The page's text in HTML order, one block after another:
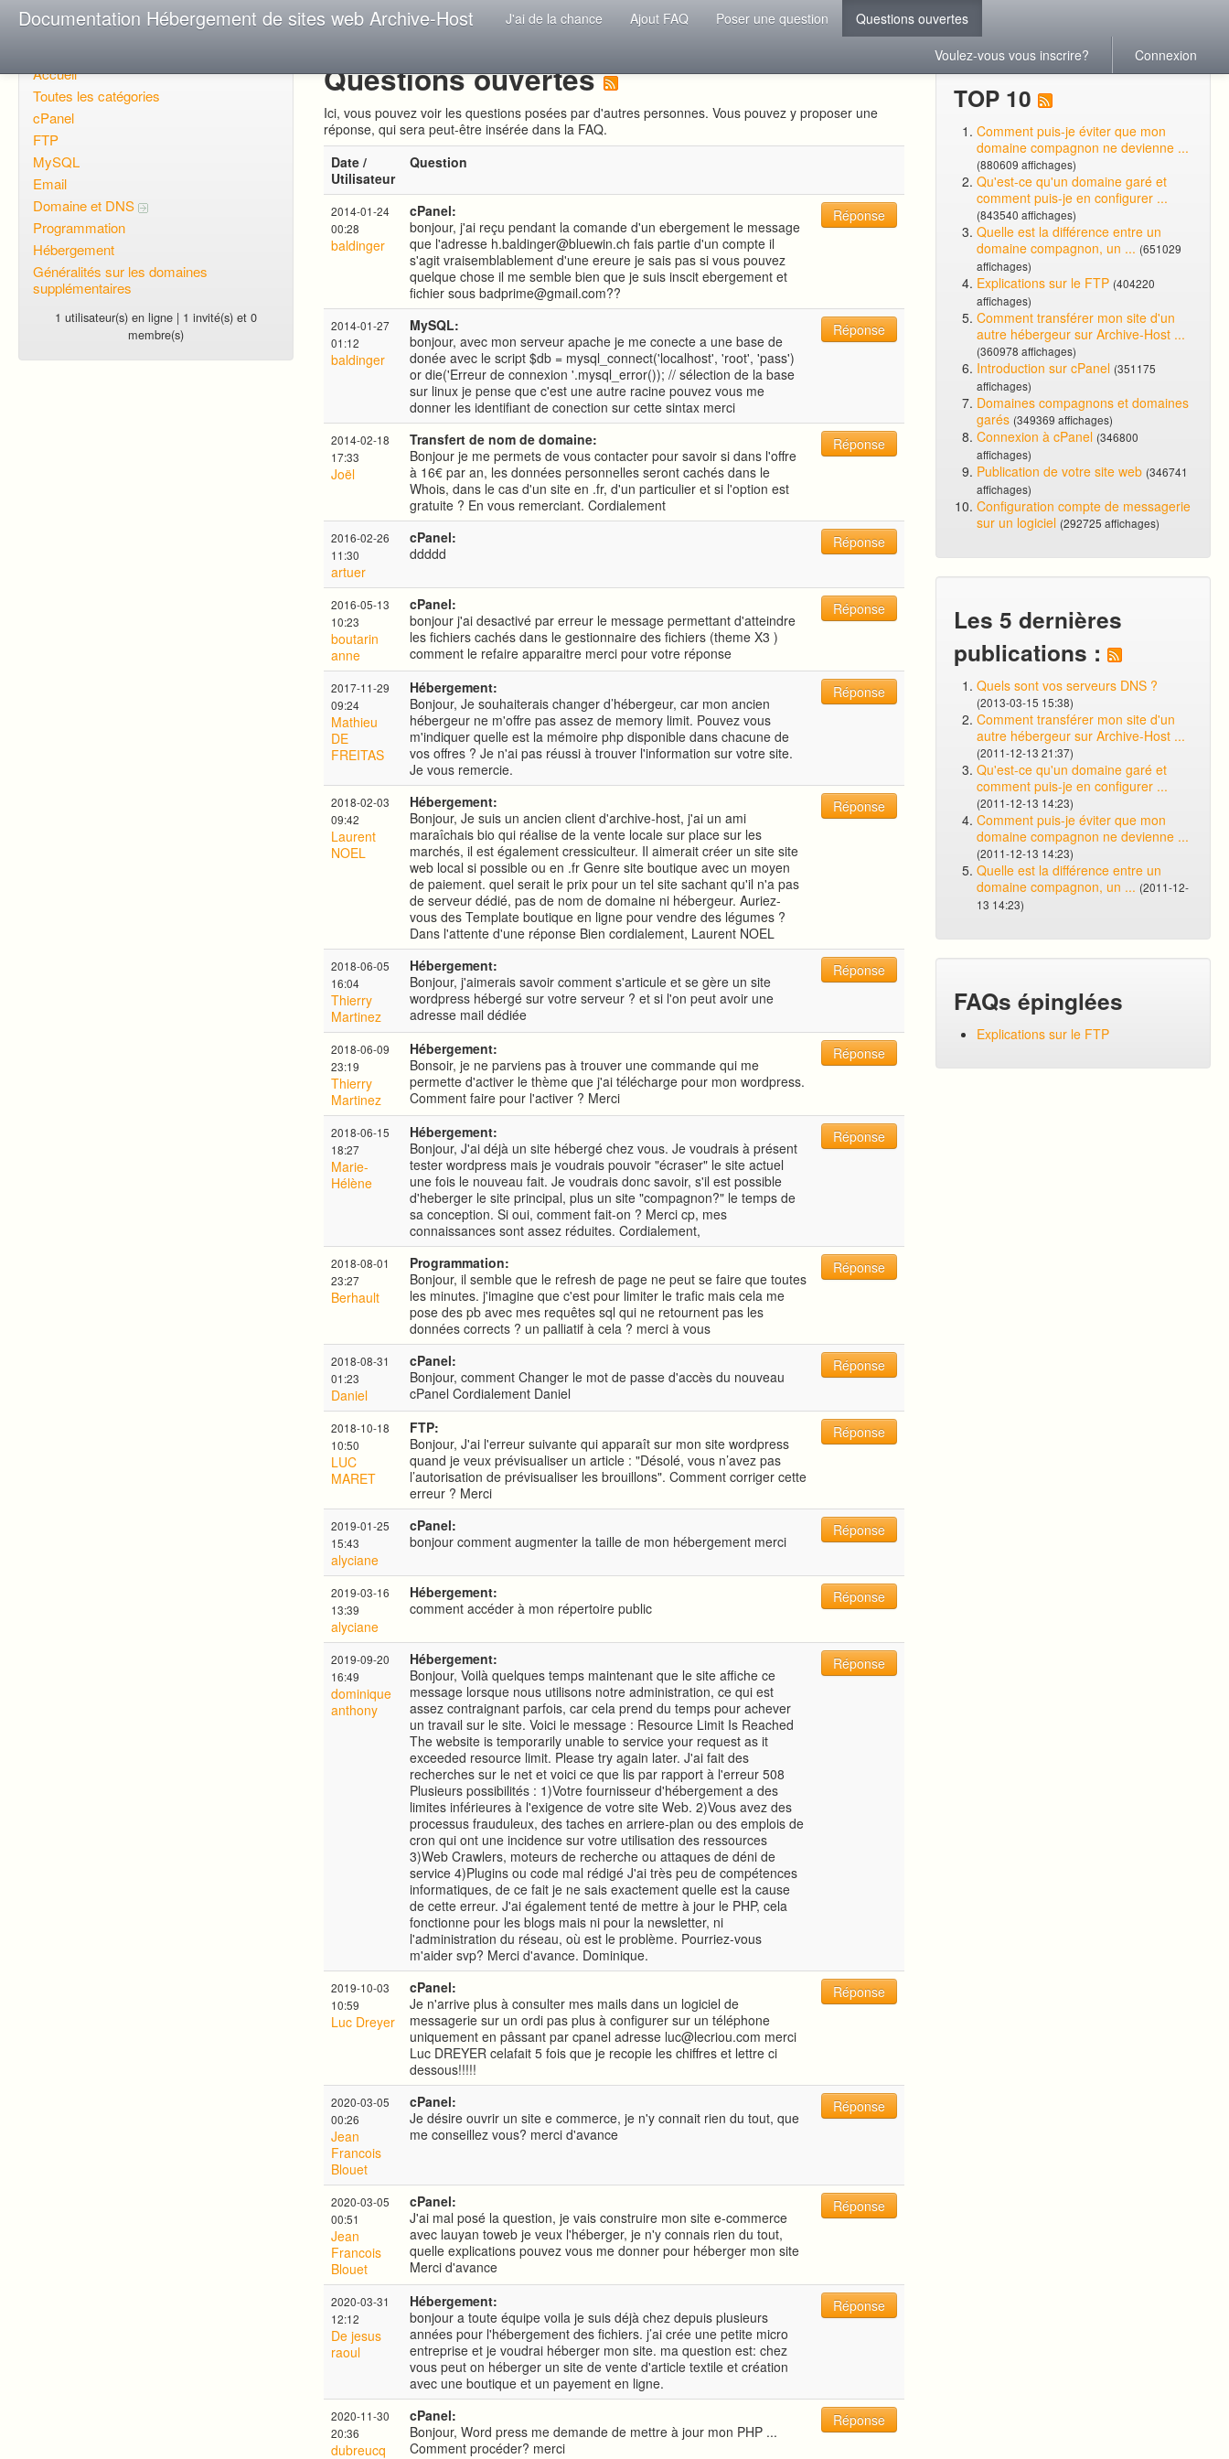
Documentation Hébergement de sites web Archive-Host J'ai de la chance Ajout FAQ Poser une question
Questions ouvertes
Voulez-vous vous inscrire?
Connexion
Accueil
Toutes les catégories
cPanel
FTP
MySQL
Email
Domaine et DNS
Programmation
Hébergement
Généralités sur les domaines
supplémentaires
1 utilisateur(s) en ligne | 1 invité(s) et 0
membre(s)
Questions ouvertes
Ici, vous pouvez voir les questions posées par d'autres personnes. Vous pouvez y proposer une
réponse, qui sera peut-être insérée dans la FAQ.
Date /
Utilisateur
Question
2014-01-24
00:28
baldinger
cPanel:
bonjour, j'ai reçu pendant la comande d'un ebergement le message
que l'adresse h.baldinger@bluewin.ch fais partie d'un compte il
s'agit vraisemblablement d'une ereure je sais pas si vous pouvez
quelque chose il me semble bien que je suis inscit ebergement et
fichier sous badprime@gmail.com??
Réponse
2014-01-27
01:12
baldinger
MySQL:
bonjour, avec mon serveur apache je me conecte a une base de
donée avec le script $db = mysql_connect('localhost', 'root', 'pass')
or die('Erreur de connexion '.mysql_error()); // sélection de la base
sur linux je pense que c'est une autre racine pouvez vous me
donner les identifiant de conection sur cette sintax merci
Réponse
2014-02-18
17:33
Joël
Transfert de nom de domaine:
Bonjour je me permets de vous contacter pour savoir si dans l'offre
à 16€ par an, les données personnelles seront cachés dans le
Whois, dans le cas d'un site en .fr, d'un particulier et si l'option est
gratuite ? En vous remerciant. Cordialement
Réponse
2016-02-26
11:30
artuer
cPanel:
ddddd
Réponse
2016-05-13
10:23
boutarin
anne
cPanel:
bonjour j'ai desactivé par erreur le message permettant d'atteindre
les fichiers cachés dans le gestionnaire des fichiers (theme X3 )
comment le refaire apparaitre merci pour votre réponse
Réponse
2017-11-29
09:24
Mathieu
DE
FREITAS
Hébergement:
Bonjour, Je souhaiterais changer d’hébergeur, car mon ancien
hébergeur ne m'offre pas assez de memory limit. Pouvez vous
m'indiquer quelle est la mémoire php disponible dans chacune de
vos offres ? Je n'ai pas réussi à trouver l'information sur votre site.
Je vous remercie.
Réponse
2018-02-03
09:42
Laurent
NOEL
Hébergement:
Bonjour, Je suis un ancien client d'archive-host, j'ai un ami
maraîchais bio qui réalise de la vente locale sur place sur les
marchés, il est également cressiculteur. Il aimerait créer un site site
web local si possible ou en .fr Genre site boutique avec un moyen
de paiement. quel serait le prix pour un tel site sachant qu'il n'a pas
de serveur dédié, pas de nom de domaine ni hébergeur. Auriez-
vous des Template boutique en ligne pour vendre des légumes ?
Dans l'attente d'une réponse Bien cordialement, Laurent NOEL
Réponse
2018-06-05
16:04
Thierry
Martinez
Hébergement:
Bonjour, j'aimerais savoir comment s'articule et se gère un site
wordpress hébergé sur votre serveur ? et si l'on peut avoir une
adresse mail dédiée
Réponse
2018-06-09
23:19
Thierry
Martinez
Hébergement:
Bonsoir, je ne parviens pas à trouver une commande qui me
permette d'activer le thème que j'ai télécharge pour mon wordpress.
Comment faire pour l'activer ? Merci
Réponse
2018-06-15
18:27
Marie-
Hélène
Hébergement:
Bonjour, J'ai déjà un site hébergé chez vous. Je voudrais à présent
tester wordpress mais je voudrais pouvoir "écraser" le site actuel
une fois le nouveau fait. Je voudrais donc savoir, s'il est possible
d'heberger le site principal, plus un site "compagnon?" le temps de
sa conception. Si oui, comment fait-on ? Merci cp, mes
connaissances sont assez réduites. Cordialement,
Réponse
2018-08-01
23:27
Berhault
Programmation:
Bonjour, il semble que le refresh de page ne peut se faire que toutes
les minutes. j'imagine que c'est pour limiter le trafic mais cela me
pose des pb avec mes requêtes sql qui ne retournent pas les
données corrects ? un palliatif à cela ? merci à vous
Réponse
2018-08-31
01:23
Daniel
cPanel:
Bonjour, comment Changer le mot de passe d'accès du nouveau
cPanel Cordialement Daniel
Réponse
2018-10-18
10:50
LUC
MARET
FTP:
Bonjour, J'ai l'erreur suivante qui apparaît sur mon site wordpress
quand je veux prévisualiser un article : "Désolé, vous n’avez pas
l’autorisation de prévisualiser les brouillons". Comment corriger cette
erreur ? Merci
Réponse
2019-01-25
15:43
alyciane
cPanel:
bonjour comment augmenter la taille de mon hébergement merci
Réponse
2019-03-16
13:39
alyciane
Hébergement:
comment accéder à mon répertoire public
Réponse
2019-09-20
16:49
dominique
anthony
Hébergement:
Bonjour, Voilà quelques temps maintenant que le site affiche ce
message lorsque nous utilisons notre administration, ce qui est
assez contraignant parfois, car cela prend du temps pour achever
un travail sur le site. Voici le message : Resource Limit Is Reached
The website is temporarily unable to service your request as it
exceeded resource limit. Please try again later. J'ai fait des
recherches sur le net et voici ce que lis par rapport à l'erreur 508
Plusieurs possibilités : 1)Votre fournisseur d'hébergement a des
limites inférieures à l'exigence de votre site Web. 2)Vous avez des
processus frauduleux, des taches en arriere-plan ou des emplois de
cron qui ont une incidence sur votre utilisation des ressources
3)Web Crawlers, moteurs de recherche ou attaques de déni de
service 4)Plugins ou code mal rédigé J'ai très peu de compétences
informatiques, de ce fait je ne sais exactement quelle est la cause
de cette erreur. J'ai également tenté de mettre à jour le PHP, cela
fonctionne pour les blogs mais ni pour la newsletter, ni
l'administration du réseau, où est le problème. Pourriez-vous
m'aider svp? Merci d'avance. Dominique.
Réponse
2019-10-03
10:59
Luc Dreyer
cPanel:
Je n'arrive plus à consulter mes mails dans un logiciel de
messagerie sur un ordi pas plus à configurer sur un téléphone
uniquement en pâssant par cpanel adresse luc@lecriou.com merci
Luc DREYER celafait 5 fois que je recopie les chiffres et lettre ci
dessous!!!!!
Réponse
2020-03-05
00:26
Jean
Francois
Blouet
cPanel:
Je désire ouvrir un site e commerce, je n'y connait rien du tout, que
me conseillez vous? merci d'avance
Réponse
2020-03-05
00:51
Jean
Francois
Blouet
cPanel:
J'ai mal posé la question, je vais construire mon site e-commerce
avec lauyan toweb je veux l'héberger, je n'y connais rien du tout,
quelle explications pouvez vous me donner pour héberger mon site
Merci d'avance
Réponse
2020-03-31
12:12
De jesus
raoul
Hébergement:
bonjour a toute équipe voila je suis déjà chez depuis plusieurs
années pour l'hébergement des fichiers. j’ai crée une petite micro
entreprise et je voudrai héberger mon site. ma question est: chez
vous peut on héberger un site de vente d'article textile et création
avec une boutique et un payement en ligne.
Réponse
2020-11-30
20:36
dubreucq
cPanel:
Bonjour, Word press me demande de mettre à jour mon PHP ...
Comment procéder? merci
Réponse
TOP 10
Comment puis-je éviter que mon
domaine compagnon ne devienne ...
(880609 affichages)
Qu'est-ce qu'un domaine garé et
comment puis-je en configurer ...
(843540 affichages)
Quelle est la différence entre un
domaine compagnon, un ... (651029
affichages)
Explications sur le FTP (404220
affichages)
Comment transférer mon site d'un
autre hébergeur sur Archive-Host ...
(360978 affichages)
Introduction sur cPanel (351175
affichages)
Domaines compagnons et domaines
garés (349369 affichages)
Connexion à cPanel (346800
affichages)
Publication de votre site web (346741
affichages)
Configuration compte de messagerie
sur un logiciel (292725 affichages)
Les 5 dernières
publications :
Quels sont vos serveurs DNS ?
(2013-03-15 15:38)
Comment transférer mon site d'un
autre hébergeur sur Archive-Host ...
(2011-12-13 21:37)
Qu'est-ce qu'un domaine garé et
comment puis-je en configurer ...
(2011-12-13 14:23)
Comment puis-je éviter que mon
domaine compagnon ne devienne ...
(2011-12-13 14:23)
Quelle est la différence entre un
domaine compagnon, un ... (2011-12-
13 14:23)
FAQs épinglées
Explications sur le FTP